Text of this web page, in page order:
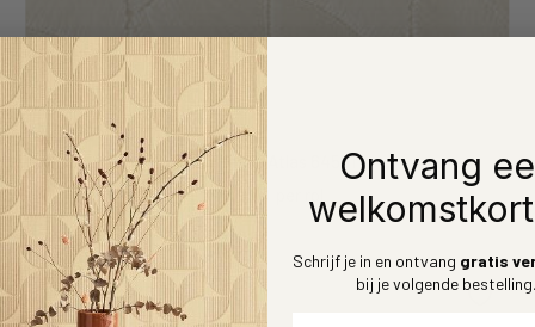
Arte Manila Atlas 64531
Kortings
prijs
€159,00
Ontvang
Schrijf je in en ontvang gratis
bij je volgende bestelling.